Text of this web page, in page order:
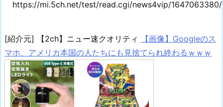
https://mi.5ch.net/test/read.cgi/news4vip/1647063380/
[紹介元] 【2ch】ニュー速クオリティ
【画像】Googleのス
マホ、アメリカ本国の人たちにも見捨てられ終わるｗｗｗ